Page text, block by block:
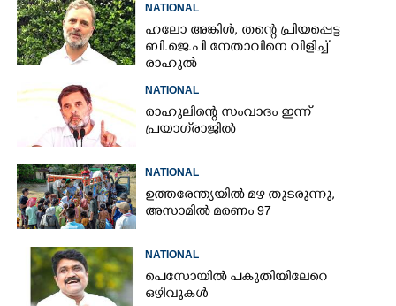
NATIONAL
ഹലോ അങ്കിൾ,​ തന്റെ പ്രിയപ്പെട്ട
ബി.ജെ.പി നേതാവിനെ വിളിച്ച്
രാഹുൽ
NATIONAL
രാഹുലിന്റെ സംവാദം ഇന്ന്
പ്രയാഗ്‌രാജിൽ
NATIONAL
ഉത്തരേന്ത്യയിൽ മഴ തുടരുന്നു,​
അസാമിൽ മരണം 97
NATIONAL
പെസോയിൽ പകുതിയിലേറെ
ഒഴിവുകൾ